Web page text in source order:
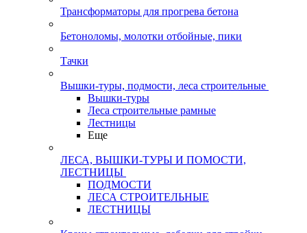
Трансформаторы для прогрева бетона
Бетоноломы, молотки отбойные, пики
Тачки
Вышки-туры, подмости, леса строительные
Вышки-туры
Леса строительные рамные
Лестницы
Еще
ЛЕСА, ВЫШКИ-ТУРЫ И ПОМОСТИ,
ЛЕСТНИЦЫ
ПОДМОСТИ
ЛЕСА СТРОИТЕЛЬНЫЕ
ЛЕСТНИЦЫ